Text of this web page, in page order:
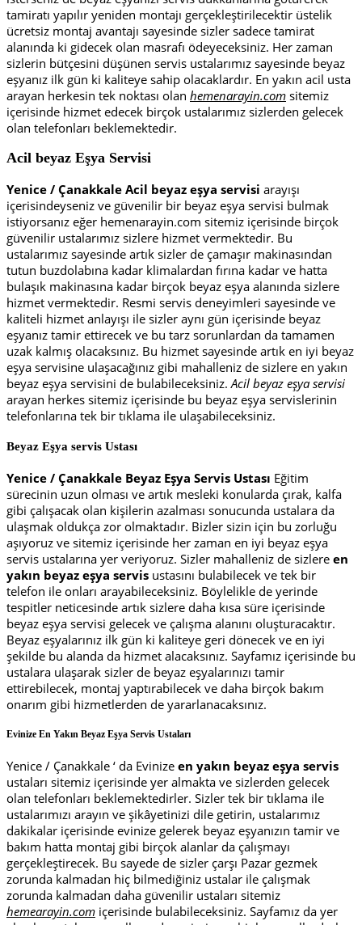
tamiratı yapılır yeniden montajı gerçekleştirilecektir üstelik
ücretsiz montaj avantajı sayesinde sizler sadece tamirat
alanında ki gidecek olan masrafı ödeyeceksiniz. Her zaman
sizlerin bütçesini düşünen servis ustalarımız sayesinde beyaz
eşyanız ilk gün ki kaliteye sahip olacaklardır. En yakın acil usta
arayan herkesin tek noktası olan hemenarayin.com sitemiz
içerisinde hizmet edecek birçok ustalarımız sizlerden gelecek
olan telefonları beklemektedir.
Acil beyaz Eşya Servisi
Yenice / Çanakkale Acil beyaz eşya servisi arayışı
içerisindeyseniz ve güvenilir bir beyaz eşya servisi bulmak
istiyorsanız eğer hemenarayin.com sitemiz içerisinde birçok
güvenilir ustalarımız sizlere hizmet vermektedir. Bu
ustalarımız sayesinde artık sizler de çamaşır makinasından
tutun buzdolabına kadar klimalardan fırına kadar ve hatta
bulaşık makinasına kadar birçok beyaz eşya alanında sizlere
hizmet vermektedir. Resmi servis deneyimleri sayesinde ve
kaliteli hizmet anlayışı ile sizler aynı gün içerisinde beyaz
eşyanız tamir ettirecek ve bu tarz sorunlardan da tamamen
uzak kalmış olacaksınız. Bu hizmet sayesinde artık en iyi beyaz
eşya servisine ulaşacağınız gibi mahalleniz de sizlere en yakın
beyaz eşya servisini de bulabileceksiniz.Acil beyaz eşya servisi
arayan herkes sitemiz içerisinde bu beyaz eşya servislerinin
telefonlarına tek bir tıklama ile ulaşabileceksiniz.
Beyaz Eşya servis Ustası
Yenice / Çanakkale Beyaz Eşya Servis Ustası Eğitim
sürecinin uzun olması ve artık mesleki konularda çırak, kalfa
gibi çalışacak olan kişilerin azalması sonucunda ustalara da
ulaşmak oldukça zor olmaktadır. Bizler sizin için bu zorluğu
aşıyoruz ve sitemiz içerisinde her zaman en iyi beyaz eşya
servis ustalarına yer veriyoruz. Sizler mahalleniz de sizlere en
yakın beyaz eşya servis ustasını bulabilecek ve tek bir
telefon ile onları arayabileceksiniz. Böylelikle de yerinde
tespitler neticesinde artık sizlere daha kısa süre içerisinde
beyaz eşya servisi gelecek ve çalışma alanını oluşturacaktır.
Beyaz eşyalarınız ilk gün ki kaliteye geri dönecek ve en iyi
şekilde bu alanda da hizmet alacaksınız. Sayfamız içerisinde bu
ustalara ulaşarak sizler de beyaz eşyalarınızı tamir
ettirebilecek, montaj yaptırabilecek ve daha birçok bakım
onarım gibi hizmetlerden de yararlanacaksınız.
Evinize En Yakın Beyaz Eşya Servis Ustaları
Yenice / Çanakkale ‘ da Evinize en yakın beyaz eşya servis
ustaları sitemiz içerisinde yer almakta ve sizlerden gelecek
olan telefonları beklemektedirler. Sizler tek bir tıklama ile
ustalarımızı arayın ve şikâyetinizi dile getirin, ustalarımız
dakikalar içerisinde evinize gelerek beyaz eşyanızın tamir ve
bakım hatta montaj gibi birçok alanlar da çalışmayı
gerçekleştirecek. Bu sayede de sizler çarşı Pazar gezmek
zorunda kalmadan hiç bilmediğiniz ustalar ile çalışmak
zorunda kalmadan daha güvenilir ustaları sitemiz
hemearayin.com içerisinde bulabileceksiniz. Sayfamız da yer